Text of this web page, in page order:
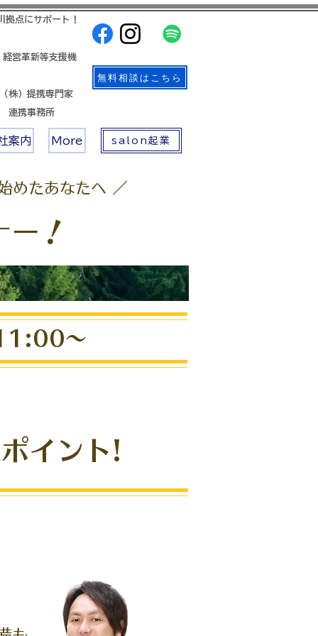
点にサポート！
無料相談はこちら
営革新等支援機
株）提携専門家
連携事務所
案内 More salon起業
めたあなたへ ／
！
～
イント!